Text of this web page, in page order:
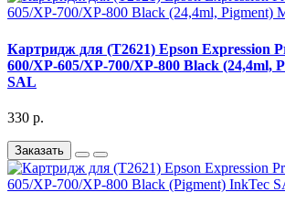
Картридж для (T2621) Epson Expression
600/XP-605/XP-700/XP-800 Black (24,4ml,
SAL
330 р.
Заказать